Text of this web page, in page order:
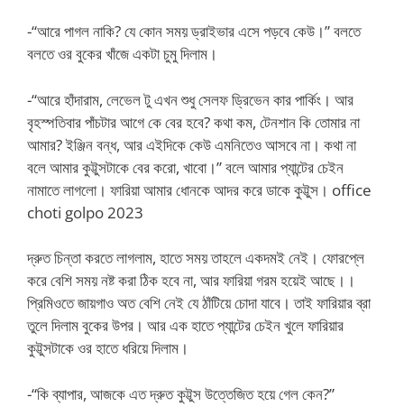
-“আরে পাগল নাকি? যে কোন সময় ড্রাইভার এসে পড়বে কেউ।” বলতে
বলতে ওর বুকের খাঁজে একটা চুমু দিলাম।
-“আরে হাঁদারাম, লেভেল টু এখন শুধু সেলফ ড্রিভেন কার পার্কিং। আর
বৃহস্পতিবার পাঁচটার আগে কে বের হবে? কথা কম, টেনশান কি তোমার না
আমার? ইঞ্জিন বন্ধ, আর এইদিকে কেউ এমনিতেও আসবে না। কথা না
বলে আমার কুট্টুসটাকে বের করো, খাবো।” বলে আমার প্যান্টের চেইন
নামাতে লাগলো। ফারিয়া আমার ধোনকে আদর করে ডাকে কুট্টুস। office
choti golpo 2023
দ্রুত চিন্তা করতে লাগলাম, হাতে সময় তাহলে একদমই নেই। ফোরপ্লে
করে বেশি সময় নষ্ট করা ঠিক হবে না, আর ফারিয়া গরম হয়েই আছে।।
প্রিমিওতে জায়গাও অত বেশি নেই যে ঠাঁটিয়ে চোদা যাবে। তাই ফারিয়ার ব্রা
তুলে দিলাম বুকের উপর। আর এক হাতে প্যান্টের চেইন খুলে ফারিয়ার
কুট্টুসটাকে ওর হাতে ধরিয়ে দিলাম।
-“কি ব্যাপার, আজকে এত দ্রুত কুট্টুস উত্তেজিত হয়ে গেল কেন?”